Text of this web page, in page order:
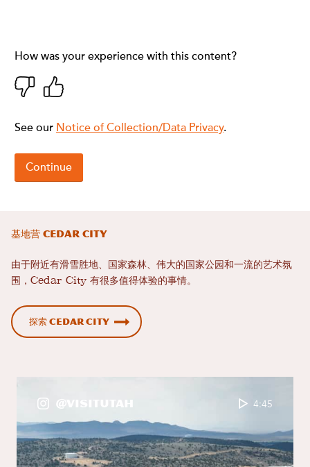
基地营 Cedar City
由于附近有滑雪胜地、国家森林、伟大的国家公园和一流的艺术氛
围，Cedar City 有很多值得体验的事情。
探索 Cedar City
@VisitUtah 4:45